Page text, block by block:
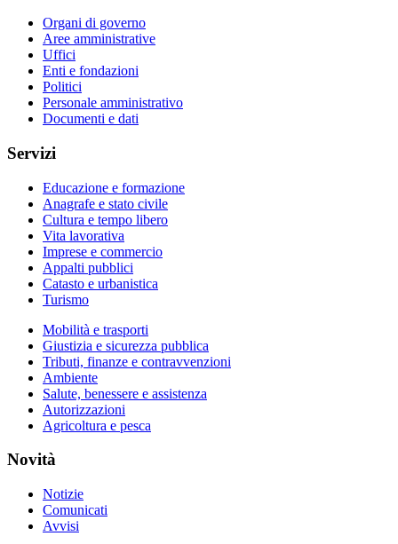
Organi di governo
Aree amministrative
Uffici
Enti e fondazioni
Politici
Personale amministrativo
Documenti e dati
Servizi
Educazione e formazione
Anagrafe e stato civile
Cultura e tempo libero
Vita lavorativa
Imprese e commercio
Appalti pubblici
Catasto e urbanistica
Turismo
Mobilità e trasporti
Giustizia e sicurezza pubblica
Tributi, finanze e contravvenzioni
Ambiente
Salute, benessere e assistenza
Autorizzazioni
Agricoltura e pesca
Novità
Notizie
Comunicati
Avvisi